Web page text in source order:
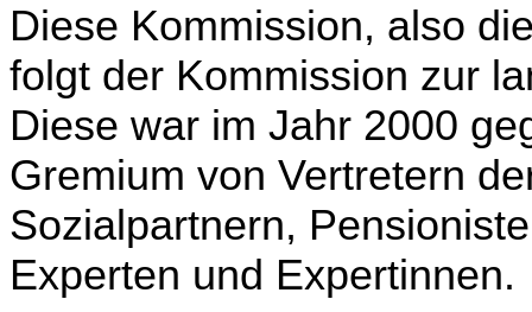
Diese Kommission, also
folgt der Kommission zur
Diese war im Jahr 2000
Gremium von Vertretern
Sozialpartnern,
Experten und Expertinnen.